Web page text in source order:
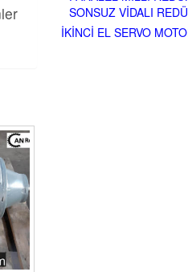
SONSUZ VIDALI
İKINCI EL SERVO